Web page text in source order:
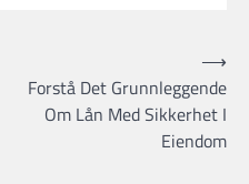
Forstå Det Grunnleggende
Om Lån Med Sikkerhet I
Eiendom
⟶